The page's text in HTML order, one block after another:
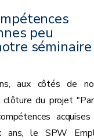
peu
séminaire
aux côtés de
clôture du projet
ans, le SPW